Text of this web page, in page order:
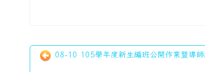
08-10 105學年度新生編班公開作業暨導